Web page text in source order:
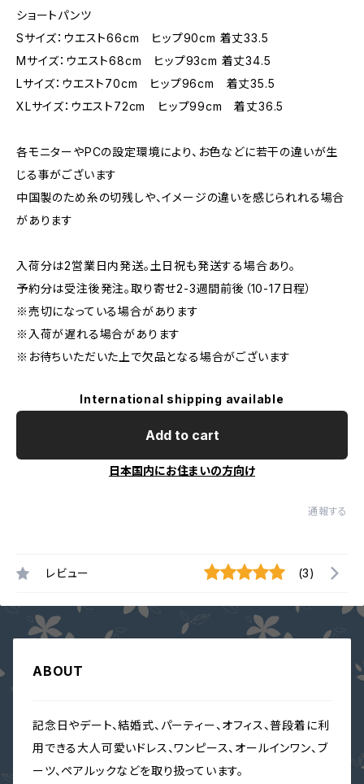
ショートパンツ
Sサイズ：ウエスト66cm ヒップ90cm 着丈33.5
Mサイズ：ウエスト68cm ヒップ93cm 着丈34.5
Lサイズ：ウエスト70cm ヒップ96cm 着丈35.5
XLサイズ：ウエスト72cm ヒップ99cm 着丈36.5
各モニターやPCの設定環境により、お色などに若干の違いが生
じる事がございます
中国製のため糸の切残しや、イメージの違いを感じられれる場合
があります
入荷分は2営業日内発送。土日祝も発送する場合あり。
予約分は受注後発注。取り寄せ2-3週間前後（10-17日程）
※売切になっている場合があります
※入荷が遅れる場合があります
※お待ちいただいた上で欠品となる場合がございます
International shipping available
Add to cart
日本国内にお住まいの方向け
通報する
レビュー (3)
ABOUT
記念日やデート、結婚式、パーティー、オフィス、普段着に利
用できる大人可愛いドレス、ワンピース、オールインワン、ブ
ーツ、ペアルックなどを取り扱っています。